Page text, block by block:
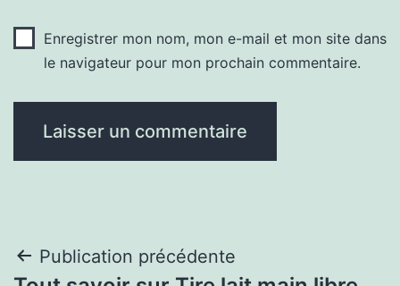
Enregistrer mon nom, mon e-mail et mon site dans
le navigateur pour mon prochain commentaire.
Navigation
Publication précédente